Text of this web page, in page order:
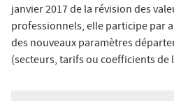
janvier 2017 de la révision des
professionnels, elle participe par
des nouveaux paramètres
(secteurs, tarifs ou coefficients de